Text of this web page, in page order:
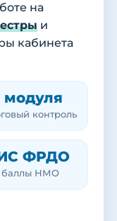
на
и
кабинета
модуля
контроль
ФРДО
баллы НМО